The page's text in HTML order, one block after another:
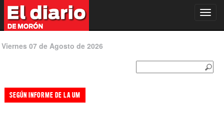
Viernes 07 de Agosto de 2026
SEGÚN INFORME DE LA UM